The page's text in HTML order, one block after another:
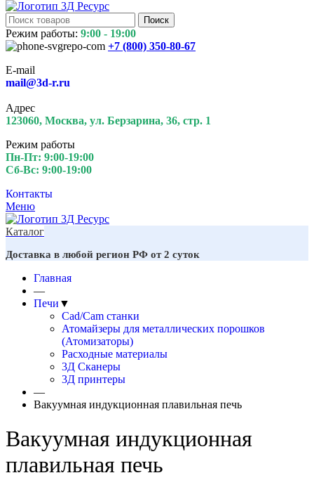
Поиск
Режим работы: 9:00 - 19:00
+7 (800) 350-80-67
E-mail
mail@3d-r.ru
Адрес
123060, Москва, ул. Берзарина, 36, стр. 1
Режим работы
Пн-Пт: 9:00-19:00
Сб-Вс: 9:00-19:00
Контакты
Меню
Каталог
Доставка в любой регион РФ от 2 суток
Главная
—
Печи ▼
Cad/Cam станки
Атомайзеры для металлических порошков
(Атомизаторы)
Расходные материалы
3Д Сканеры
3Д принтеры
—
Вакуумная индукционная плавильная печь
Вакуумная индукционная
плавильная печь